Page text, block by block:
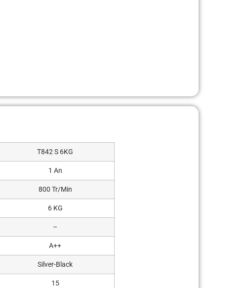
T842 S 6KG
1 An
800 Tr/Min
6 KG
–
A++
Silver-Black
15